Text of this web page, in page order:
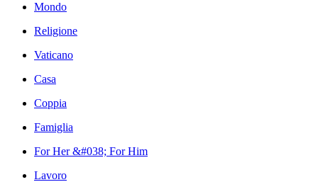
Mondo
Religione
Vaticano
Casa
Coppia
Famiglia
For Her &#038; For Him
Lavoro